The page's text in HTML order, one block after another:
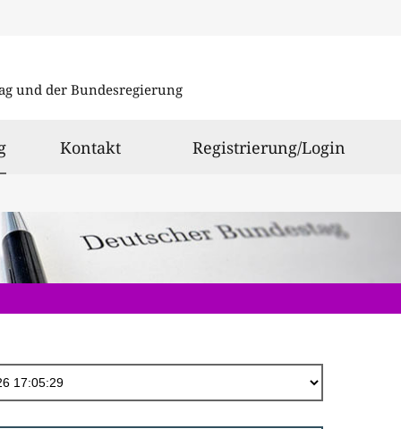
und der Bundesregierung
ausgewählt
Kontakt Registrierung/Login